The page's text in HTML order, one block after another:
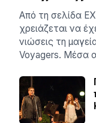
Aπό τη σελίδα
χρειάζεται να
νιώσεις τη
Voyagers. Μέσα